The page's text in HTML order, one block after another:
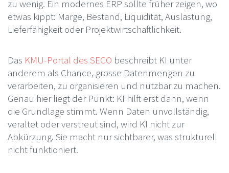
zu wenig. Ein modernes ERP sollte früher zeigen, wo
etwas kippt: Marge, Bestand, Liquidität, Auslastung,
Lieferfähigkeit oder Projektwirtschaftlichkeit.
Das KMU-Portal des SECO beschreibt KI unter
anderem als Chance, grosse Datenmengen zu
verarbeiten, zu organisieren und nutzbar zu machen.
Genau hier liegt der Punkt: KI hilft erst dann, wenn
die Grundlage stimmt. Wenn Daten unvollständig,
veraltet oder verstreut sind, wird KI nicht zur
Abkürzung. Sie macht nur sichtbarer, was strukturell
nicht funktioniert.